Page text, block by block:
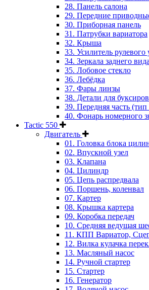
28. Панель салона
29. Передние
30. Приборная панель
31. Патрубки вариатора
32. Крыша
33. Усилитель рулевого
34. Зеркала заднего вида
35. Лобовое стекло
36. Лебёдка
37. Фары линзы
38. Детали для
39. Передняя часть
40. Фонарь номерного
Tactic 550
Двигатель
01. Головка блока
02. Впускной узел
03. Клапана
04. Цилиндр
05. Цепь распредвала
06. Поршень, коленвал
07. Картер
08. Крышка картера
09. Коробка передач
10. Средняя ведущая
11. КПП Вариатор,
12. Вилка кулачка
13. Масляный насос
14. Ручной стартер
15. Стартер
16. Генератор